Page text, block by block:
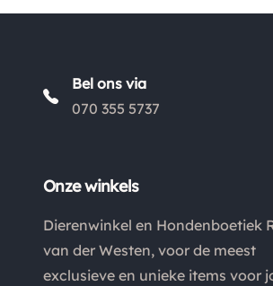
Bel ons via
070 355 5737
Onze winkels
Dierenwinkel en Hondenboetiek
van der Westen, voor de meest
exclusieve en unieke items voor